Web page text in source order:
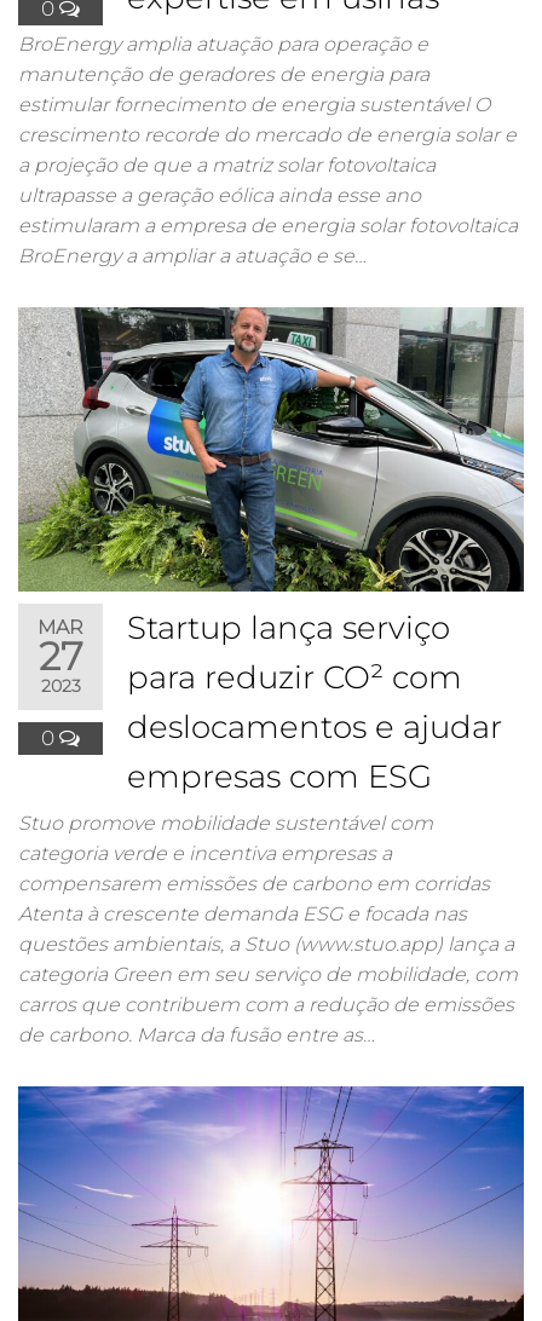
0
BroEnergy amplia atuação para operação e
manutenção de geradores de energia para
estimular fornecimento de energia sustentável O
crescimento recorde do mercado de energia solar e
a projeção de que a matriz solar fotovoltaica
ultrapasse a geração eólica ainda esse ano
estimularam a empresa de energia solar fotovoltaica
BroEnergy a ampliar a atuação e se…
MAR
27
2023
0
Startup lança serviço
para reduzir CO² com
deslocamentos e ajudar
empresas com ESG
Stuo promove mobilidade sustentável com
categoria verde e incentiva empresas a
compensarem emissões de carbono em corridas
Atenta à crescente demanda ESG e focada nas
questões ambientais, a Stuo (www.stuo.app) lança a
categoria Green em seu serviço de mobilidade, com
carros que contribuem com a redução de emissões
de carbono. Marca da fusão entre as…